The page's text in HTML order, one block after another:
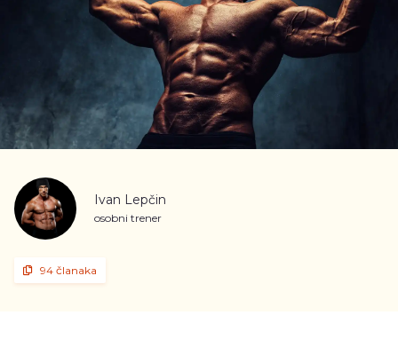
Ivan Lepčin
osobni trener
94 članaka